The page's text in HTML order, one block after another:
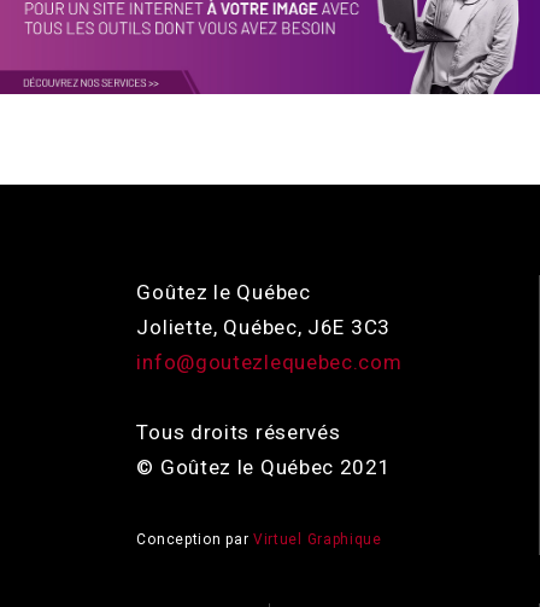
Goûtez le Québec
Joliette, Québec, J6E 3C3
info@goutezlequebec.com
Tous droits réservés
© Goûtez le Québec 2021
Conception par Virtuel Graphique